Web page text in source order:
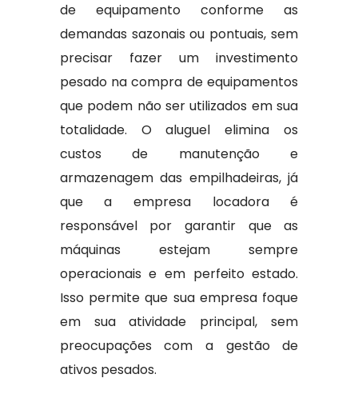
de equipamento conforme as
demandas sazonais ou pontuais, sem
precisar fazer um investimento
pesado na compra de equipamentos
que podem não ser utilizados em sua
totalidade. O aluguel elimina os
custos de manutenção e
armazenagem das empilhadeiras, já
que a empresa locadora é
responsável por garantir que as
máquinas estejam sempre
operacionais e em perfeito estado.
Isso permite que sua empresa foque
em sua atividade principal, sem
preocupações com a gestão de
ativos pesados.